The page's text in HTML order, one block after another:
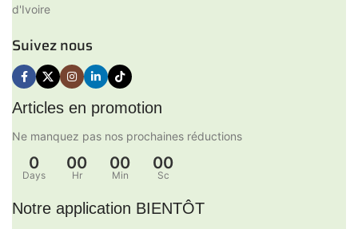
d'Ivoire
Suivez nous
Articles en promotion
Ne manquez pas nos prochaines réductions
0
Days
00
Hr
00
Min
00
Sc
Notre application BIENTÔT